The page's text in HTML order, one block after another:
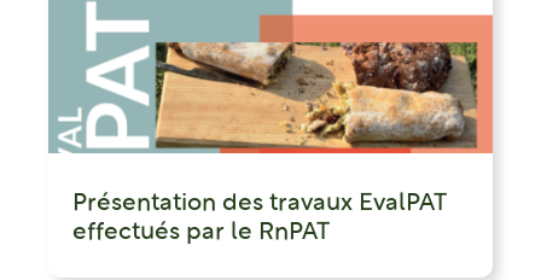
Présentation des travaux EvalPAT
effectués par le RnPAT